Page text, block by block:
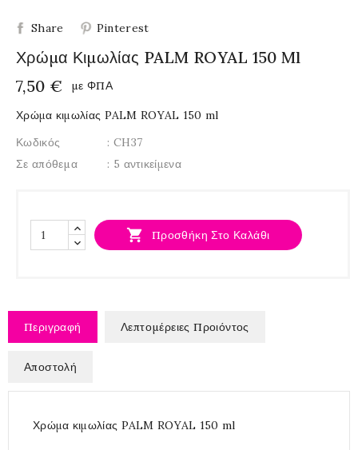
Share Pinterest
Χρώμα Κιμωλίας PALM ROYAL 150 Ml
7,50 €
με ΦΠΑ
Χρώμα κιμωλίας PALM ROYAL 150 ml
Κωδικός
: CH37
Σε απόθεμα
: 5 αντικείμενα
 Προσθήκη Στο Καλάθι
Περιγραφή Λεπτομέρειες Προιόντος
Αποστολή
Χρώμα κιμωλίας PALM ROYAL 150 ml